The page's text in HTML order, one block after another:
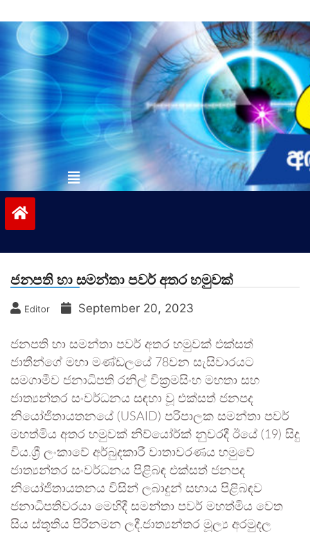
to
contentvinivida.lk
ජනපති හා සමන්තා පවර් අතර හමුවක්
Editor September 20, 2023
ජනපති හා සමන්තා පවර් අතර හමුවක් එක්සත්
ජාතීන්ගේ මහා මණ්ඩලයේ 78වන සැසිවාරයට
සමගාමීව ජනාධිපති රනිල් වික්‍රමසිංහ මහතා සහ
ජාත්‍යන්තර සංවර්ධනය සඳහා වූ එක්සත් ජනපද
නියෝජිතායතනයේ (USAID) පරිපාලක සමන්තා පවර්
මහත්මිය අතර හමුවක් නිව්යෝර්ක් නුවරදී ඊයේ (19) සිදු
විය.ශ්‍රී ලංකාවේ අර්බුදකාරී වාතාවරණය හමුවේ
ජාත්‍යන්තර සංවර්ධනය පිළිබඳ එක්සත් ජනපද
නියෝජිතායතනය විසින් ලබාදුන් සහාය පිළිබඳව
ජනාධිපතිවරයා මෙහිදී සමන්තා පවර් මහත්මිය වෙත
සිය ස්තූතිය පිරිනමන ලදී.ජාත්‍යන්තර මූල්‍ය අරමුදල